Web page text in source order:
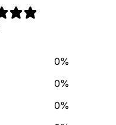
0%
0%
0%